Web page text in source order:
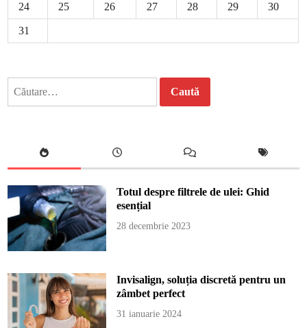
24 25 26 27 28 29 30
31
Totul despre filtrele de ulei: Ghid
esențial
28 decembrie 2023
Invisalign, soluția discretă pentru un
zâmbet perfect
31 ianuarie 2024